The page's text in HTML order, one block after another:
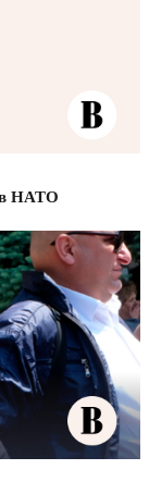
в НАТО